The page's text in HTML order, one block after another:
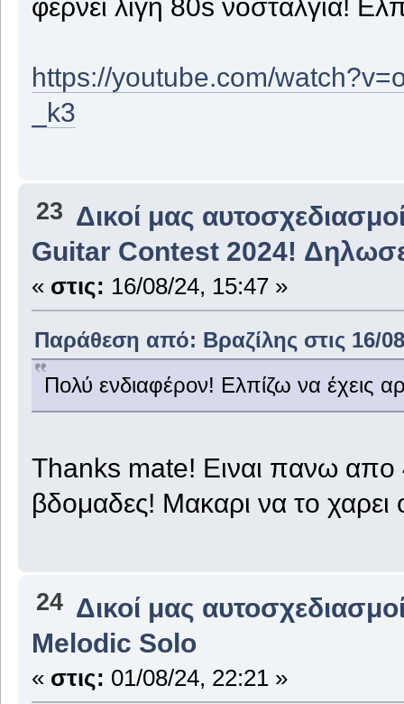
φερνει λιγη 80s νοσταλγια!
https://youtube.com/
_k3
23 Δικοί μας
Guitar Contest 2024!
« στις: 16/08/24, 15:47 »
Παράθεση από: Βραζίλης στις 16/
Πολύ ενδιαφέρον! Ελπίζω να έχεις
Thanks mate! Ειναι πανω απο
βδομαδες! Μακαρι να το
24 Δικοί μας
Melodic Solo
« στις: 01/08/24, 22:21 »